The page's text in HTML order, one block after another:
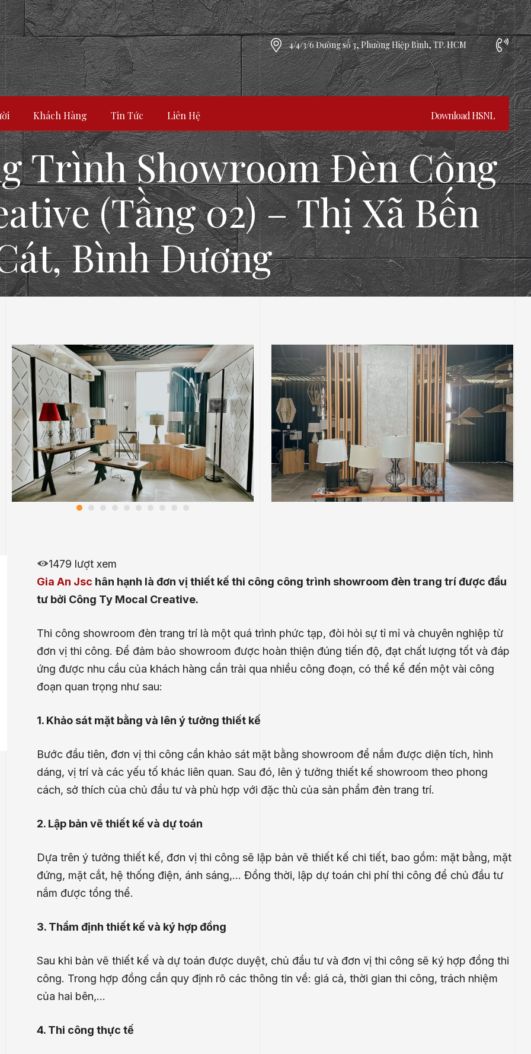
4/4/3/6 Đường số 3, Phường Hiệp Bình, TP. HCM
Khách Hàng Tin Tức Liên Hệ Download HSNL
Trình Showroom Đèn Công
(Tầng 02) – Thị Xã Bến
Bình Dương
1479 lượt xem
Gia An Jsc hân hạnh là đơn vị thiết kế thi công công trình showroom đèn trang trí được đầu
tư bởi Công Ty Mocal Creative.
Thi công showroom đèn trang trí là một quá trình phức tạp, đòi hỏi sự tỉ mỉ và chuyên nghiệp từ
đơn vị thi công. Để đảm bảo showroom được hoàn thiện đúng tiến độ, đạt chất lượng tốt và đáp
ứng được nhu cầu của khách hàng cần trải qua nhiều công đoạn, có thể kể đến một vài công
đoạn quan trọng như sau:
1. Khảo sát mặt bằng và lên ý tưởng thiết kế
Bước đầu tiên, đơn vị thi công cần khảo sát mặt bằng showroom để nắm được diện tích, hình
dáng, vị trí và các yếu tố khác liên quan. Sau đó, lên ý tưởng thiết kế showroom theo phong
cách, sở thích của chủ đầu tư và phù hợp với đặc thù của sản phẩm đèn trang trí.
2. Lập bản vẽ thiết kế và dự toán
Dựa trên ý tưởng thiết kế, đơn vị thi công sẽ lập bản vẽ thiết kế chi tiết, bao gồm: mặt bằng, mặt
đứng, mặt cắt, hệ thống điện, ánh sáng,… Đồng thời, lập dự toán chi phí thi công để chủ đầu tư
nắm được tổng thể.
3. Thẩm định thiết kế và ký hợp đồng
Sau khi bản vẽ thiết kế và dự toán được duyệt, chủ đầu tư và đơn vị thi công sẽ ký hợp đồng thi
công. Trong hợp đồng cần quy định rõ các thông tin về: giá cả, thời gian thi công, trách nhiệm
của hai bên,…
4. Thi công thực tế